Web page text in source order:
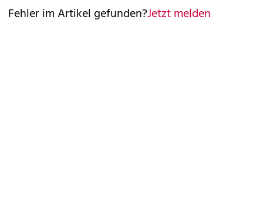
Fehler im Artikel gefunden?Jetzt melden